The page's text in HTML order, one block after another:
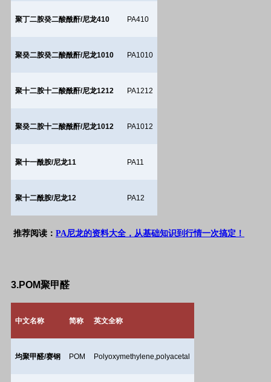
聚丁二胺癸二酸酰酐/尼龙410 PA410
聚癸二胺癸二酸酰酐/尼龙1010 PA1010
聚十二胺十二酸酰酐/尼龙1212 PA1212
聚癸二胺十二酸酰酐/尼龙1012 PA1012
聚十一酰胺/尼龙11 PA11
聚十二酰胺/尼龙12 PA12
推荐阅读： PA尼龙的资料大全，从基础知识到行情一次搞定！
3.POM聚甲醛
中文名称 简称 英文全称
均聚甲醛/赛钢 POM Polyoxymethylene,polyacetal